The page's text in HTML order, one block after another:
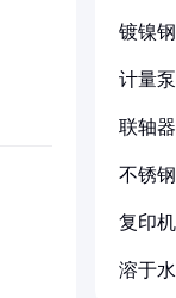
镀镍
计量
联轴
不锈
复印
溶于